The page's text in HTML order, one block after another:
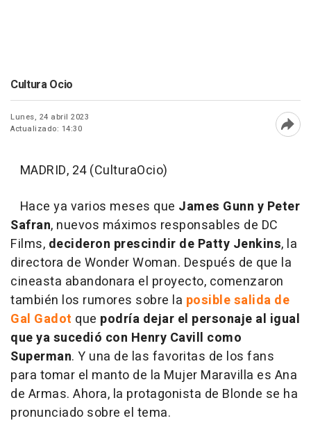
Cultura Ocio
Lunes, 24 abril 2023
Actualizado: 14:30
MADRID, 24 (CulturaOcio)
Hace ya varios meses que James Gunn y Peter
Safran, nuevos máximos responsables de DC
Films, decideron prescindir de Patty Jenkins, la
directora de Wonder Woman. Después de que la
cineasta abandonara el proyecto, comenzaron
también los rumores sobre la posible salida de
Gal Gadot que podría dejar el personaje al igual
que ya sucedió con Henry Cavill como
Superman. Y una de las favoritas de los fans
para tomar el manto de la Mujer Maravilla es Ana
de Armas. Ahora, la protagonista de Blonde se ha
pronunciado sobre el tema.